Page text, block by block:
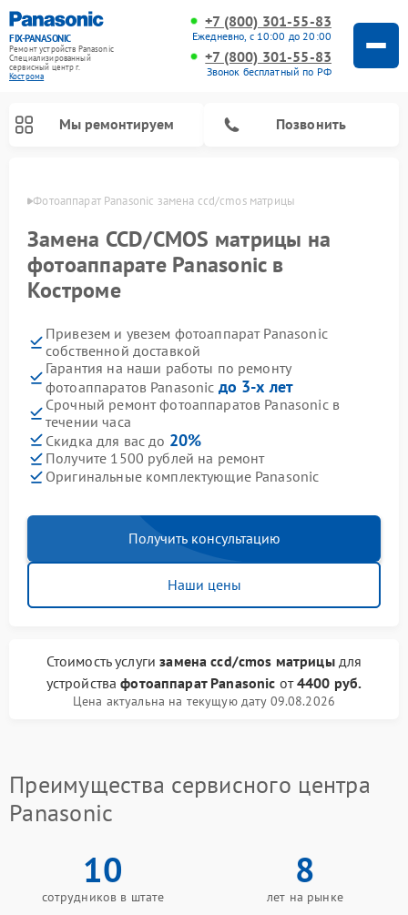
FIX-PANASONIC
Ремонт устройств Panasonic
Специализированный
cервисный центр г.
Кострома
+7 (800) 301-55-83
Ежедневно, с 10:00 до 20:00
+7 (800) 301-55-83
Звонок бесплатный по РФ
Мы ремонтируем Позвонить
Фотоаппарат Panasonic замена ccd/cmos матрицы
Замена CCD/CMOS матрицы на
фотоаппарате Panasonic в
Костроме
Привезем и увезем фотоаппарат Panasonic
собственной доставкой
Гарантия на наши работы по ремонту
фотоаппаратов Panasonic до 3-х лет
Срочный ремонт фотоаппаратов Panasonic в
течении часа
Скидка для вас до 20%
Получите 1500 рублей на ремонт
Оригинальные комплектующие Panasonic
Получить консультацию
Наши цены
Стоимость услугизамена ccd/cmos матрицыдля
устройствафотоаппарат Panasonic от4400 руб.
Цена актуальна на текущую дату 09.08.2026
Преимущества сервисного центра
Panasonic
10
сотрудников в штате
8
лет на рынке